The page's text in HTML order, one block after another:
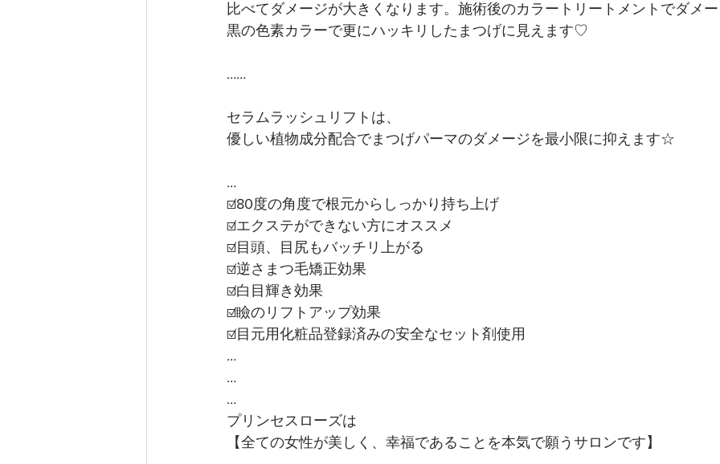
比べてダメージが大きくなります。施術後のカラートリートメントでダメ
黒の色素カラーで更にハッキリしたまつげに見えます♡
……
セラムラッシュリフトは、
優しい植物成分配合でまつげパーマのダメージを最小限に抑えます☆
…
☑️80度の角度で根元からしっかり持ち上げ
☑️エクステができない方にオススメ
☑️目頭、目尻もバッチリ上がる
☑️逆さまつ毛矯正効果
☑️白目輝き効果
☑️瞼のリフトアップ効果
☑️目元用化粧品登録済みの安全なセット剤使用
…
…
…
プリンセスローズは
【全ての女性が美しく、幸福であることを本気で願うサロンです】